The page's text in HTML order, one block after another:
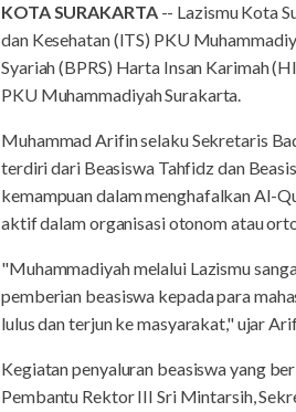
KOTA SURAKARTA-- Lazismu Kota
dan Kesehatan (ITS) PKU
Syariah (BPRS) Harta Insan Karimah
PKU Muhammadiyah Surakarta.
Muhammad Arifin selaku Sekretaris
terdiri dari Beasiswa Tahfidz dan
kemampuan dalam menghafalkan Al-
aktif dalam organisasi otonom atau
"Muhammadiyah melalui Lazismu
pemberian beasiswa kepada para
lulus dan terjun ke masyarakat," ujar
Kegiatan penyaluran beasiswa yang
Pembantu Rektor III Sri Mintarsih,